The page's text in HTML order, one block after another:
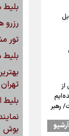
رهبر
آرشیو
بلیط
رزرو
تور
بلیط
تهران
بلیط
بوش